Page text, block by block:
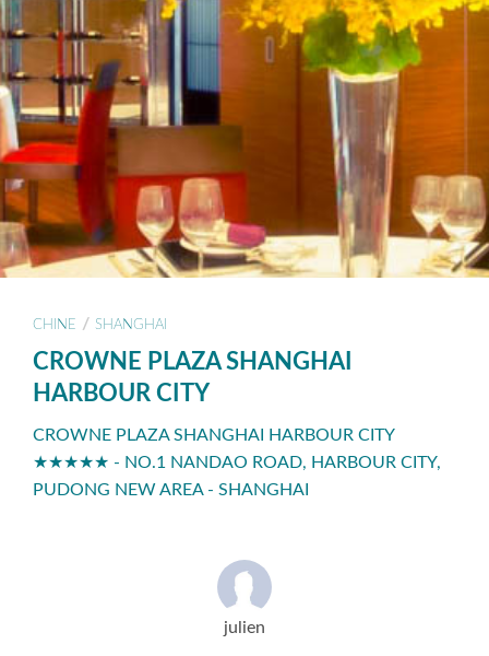
CHINE / SHANGHAI
CROWNE PLAZA SHANGHAI
HARBOUR CITY
CROWNE PLAZA SHANGHAI HARBOUR CITY
★★★★★ - NO.1 NANDAO ROAD, HARBOUR CITY,
PUDONG NEW AREA - SHANGHAI
julien